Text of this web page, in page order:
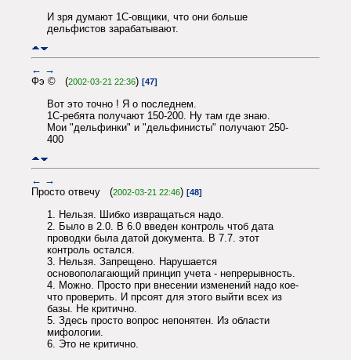
И зря думают 1С-овщики, что они больше
дельфистов зарабатывают.
← →
Фэ © (2002-03-21 22:36) [47]
Вот это точно ! Я о последнем.
1С-ребята получают 150-200. Ну там где знаю.
Мои "дельфинки" и "дельфинисты" получают 250-
400
← →
Просто отвечу (2002-03-21 22:46) [48]
1. Нельзя. Шибко извращаться надо.
2. Было в 2.0. В 6.0 введен контроль чтоб дата
проводки была датой документа. В 7.7. этот
контроль остался.
3. Нельзя. Запрещено. Нарушается
основополагающий принцип учета - непрерывность.
4. Можно. Просто при внесении изменений надо кое-
что проверить. И прсоят для этого выйти всех из
базы. Не критично.
5. Здесь просто вопрос непонятен. Из области
мифологии.
6. Это не критично.